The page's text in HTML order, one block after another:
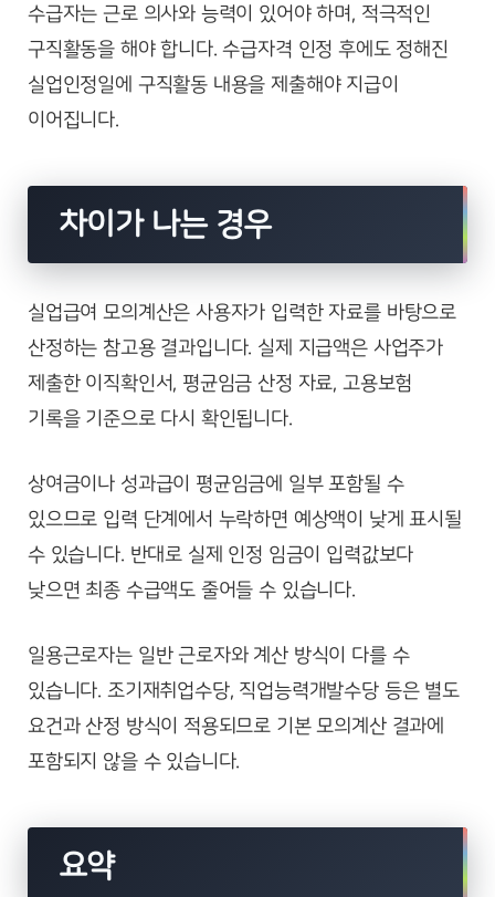
수급자는 근로 의사와 능력이 있어야 하며, 적극적인
구직활동을 해야 합니다. 수급자격 인정 후에도 정해진
실업인정일에 구직활동 내용을 제출해야 지급이
이어집니다.
차이가 나는 경우
실업급여 모의계산은 사용자가 입력한 자료를 바탕으로
산정하는 참고용 결과입니다. 실제 지급액은 사업주가
제출한 이직확인서, 평균임금 산정 자료, 고용보험
기록을 기준으로 다시 확인됩니다.
상여금이나 성과급이 평균임금에 일부 포함될 수
있으므로 입력 단계에서 누락하면 예상액이 낮게 표시될
수 있습니다. 반대로 실제 인정 임금이 입력값보다
낮으면 최종 수급액도 줄어들 수 있습니다.
일용근로자는 일반 근로자와 계산 방식이 다를 수
있습니다. 조기재취업수당, 직업능력개발수당 등은 별도
요건과 산정 방식이 적용되므로 기본 모의계산 결과에
포함되지 않을 수 있습니다.
요약